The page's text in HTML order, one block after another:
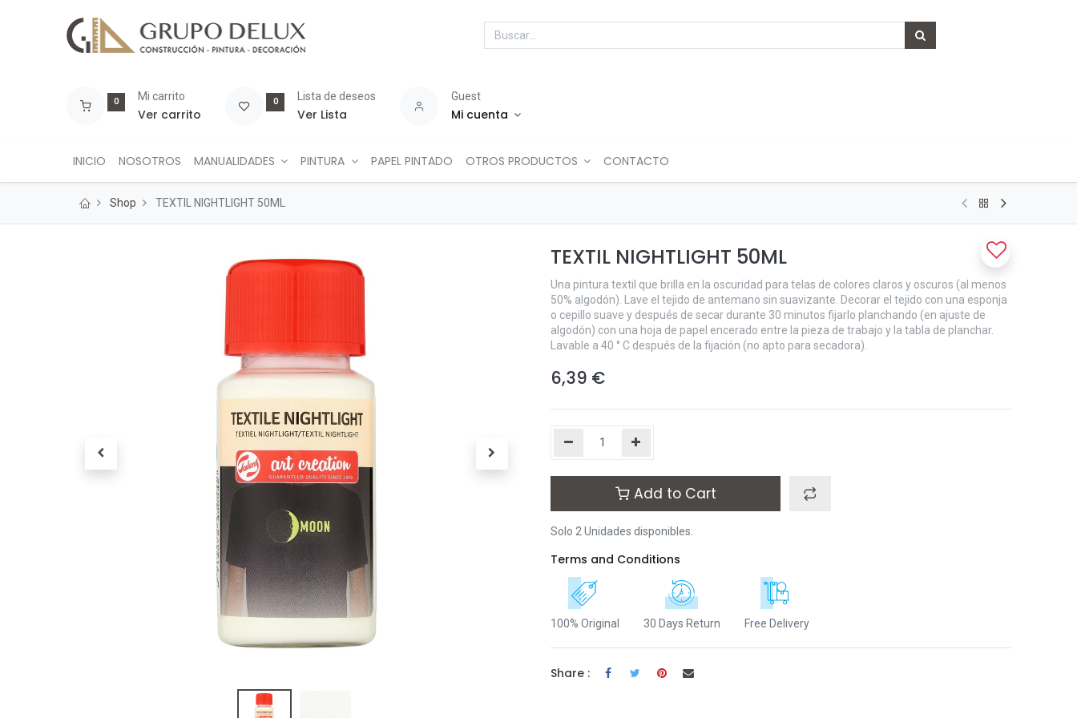
0 Mi carrito
Ver carrito
0 Lista de deseos
Ver Lista
Guest
Mi cuenta
INICIO NOSOTROS MANUALIDADES PINTURA PAPEL PINTADO OTROS PRODUCTOS CONTACTO
Shop TEXTIL NIGHTLIGHT 50ML
TEXTIL NIGHTLIGHT 50ML
Una pintura textil que brilla en la oscuridad para telas de colores claros y oscuros (al menos
50% algodón). Lave el tejido de antemano sin suavizante. Decorar el tejido con una esponja
o cepillo suave y después de secar durante 30 minutos fijarlo planchando (en ajuste de
algodón) con una hoja de papel encerado entre la pieza de trabajo y la tabla de planchar.
Lavable a 40 ° C después de la fijación (no apto para secadora).
6,39 €
Add to Cart
Solo 2 Unidades disponibles.
Terms and Conditions
100% Original 30 Days Return Free Delivery
Share :